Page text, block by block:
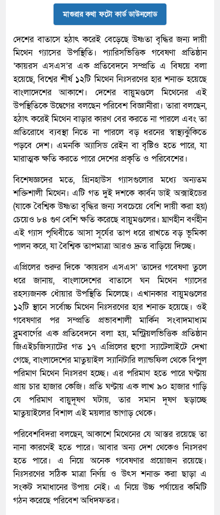
মাগুরার কথা ফটো কার্ড ডাউনলোড
দেশের বাতাসে হঠাৎ করেই বেড়েছে উষ্ণতা বৃদ্ধির জন্য দায়ী
মিথেন গ্যাসের উপস্থিতি। প্যারিসভিত্তিক গবেষণা প্রতিষ্ঠান
‘কায়রস এসএস’র এক প্রতিবেদনে সম্প্রতি এ বিষয়ে বলা
হয়েছে, বিশ্বের শীর্ষ ১২টি মিথেন নিঃসরণের হার শনাক্ত হয়েছে
বাংলাদেশের আকাশে। দেশের বায়ুমণ্ডলে মিথেনের এই
উপস্থিতিকে উদ্বেগের বলছেন পরিবেশ বিজ্ঞানীরা। তারা বলছেন,
হঠাৎ করেই মিথেন বাড়ার কারণ বের করতে না পারলে এবং তা
প্রতিরোধে ব্যবস্থা নিতে না পারলে বড় ধরনের স্বাস্থ্যঝুঁকিতে
পড়বে দেশ। এমনকি অ্যাসিড রেইন বা বৃষ্টিও হতে পারে, যা
মারাত্মক ক্ষতি করতে পারে দেশের প্রকৃতি ও পরিবেশের।
বিশেষজ্ঞদের মতে, গ্রিনহাউস গ্যাসগুলোর মধ্যে অন্যতম
শক্তিশালী মিথেন। এটি গত দুই দশকে কার্বন ডাই অক্সাইডের
(যাকে বৈশ্বিক উষ্ণতা বৃদ্ধির জন্য সবচেয়ে বেশি দায়ী করা হয়)
চেয়েও ৮৪ গুণ বেশি ক্ষতি করেছে বায়ুমণ্ডলের। ঘ্রাণহীন বর্ণহীন
এই গ্যাস পৃথিবীতে আসা সূর্যের তাপ ধরে রাখতে বড় ভূমিকা
পালন করে, যা বৈশ্বিক তাপমাত্রা আরও দ্রুত বাড়িয়ে দিচ্ছে।
এপ্রিলের শুরুর দিকে ‘কায়রস এসএস’ তাদের গবেষণা তুলে
ধরে জানায়, বাংলাদেশের বাতাসে ঘন মিথেন গ্যাসের
রহস্যজনক ধোঁয়ার উপস্থিতি মিলেছে। এখানকার বায়ুমণ্ডলের
১২টি স্থানে সর্বোচ্চ মিথেন নিঃসরণের হার শনাক্ত হয়েছে। ওই
গবেষণার পর সম্প্রতি প্রভাবশালী মার্কিন সংবাদমাধ্যম
ব্লুমবার্গের এক প্রতিবেদনে বলা হয়, মন্ট্রিয়লভিত্তিক প্রতিষ্ঠান
জিএইচজিস্যাটের গত ১৭ এপ্রিলের হুগো স্যাটেলাইটে দেখা
গেছে, বাংলাদেশের মাতুয়াইল স্যানিটারি ল্যান্ডফিল থেকে বিপুল
পরিমাণ মিথেন নিঃসরণ হচ্ছে। এর পরিমাণ হতে পারে ঘণ্টায়
প্রায় চার হাজার কেজি। প্রতি ঘণ্টায় এক লাখ ৯০ হাজার গাড়ি
যে পরিমাণ বায়ুদূষণ ঘটায়, তার সমান দূষণ ছড়াচ্ছে
মাতুয়াইলের বিশাল এই ময়লার ভাগাড় থেকে।
পরিবেশবিদরা বলছেন, আকাশে মিথেনের যে আস্তর রয়েছে তা
নানা কারণেই হতে পারে। আবার অন্য দেশ থেকেও নিঃসরণ
হতে পারে। এ নিয়ে অনেক গবেষণার প্রয়োজন রয়েছে।
নিঃসরণের সঠিক মাত্রা নির্ণয় ও উৎস শনাক্ত করা ছাড়া এ
সংকট সমাধানের উপায় নেই। এ নিয়ে উচ্চ পর্যায়ের কমিটি
গঠন করেছে পরিবেশ অধিদফতর।